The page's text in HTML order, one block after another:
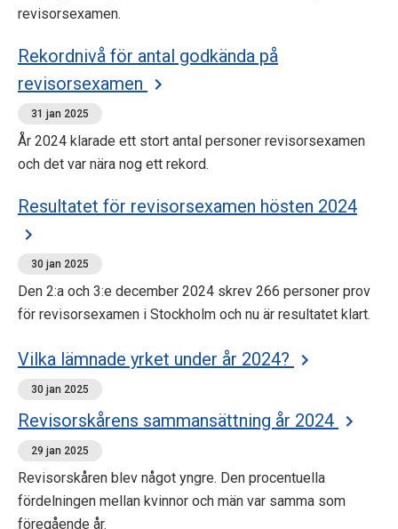
revisorsexamen.
Rekordnivå för antal godkända på
revisorsexamen
31 jan 2025
År 2024 klarade ett stort antal personer revisorsexamen
och det var nära nog ett rekord.
Resultatet för revisorsexamen hösten 2024
30 jan 2025
Den 2:a och 3:e december 2024 skrev 266 personer prov
för revisorsexamen i Stockholm och nu är resultatet klart.
Vilka lämnade yrket under år 2024?
30 jan 2025
Revisorskårens sammansättning år 2024
29 jan 2025
Revisorskåren blev något yngre. Den procentuella
fördelningen mellan kvinnor och män var samma som
föregående år.